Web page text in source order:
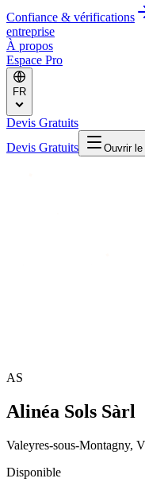
Confiance & vérifications
entreprise
À propos
Espace Pro
FR
Devis Gratuits
Devis Gratuits
Ouvrir le
AS
Alinéa Sols Sàrl
Valeyres-sous-Montagny,
Disponible